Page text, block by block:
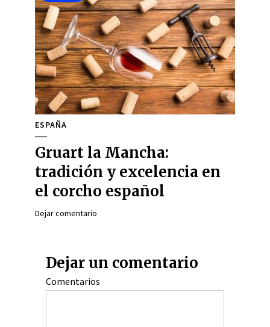
ESPAÑA
Gruart la Mancha:
tradición y excelencia en
el corcho español
Dejar comentario
Dejar un comentario
Comentarios